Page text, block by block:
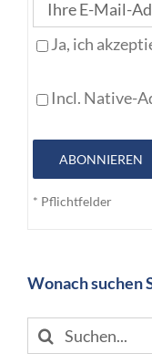
Ja, ich
Incl. Native-
ABONNIEREN
* Pflichtfelder
Wonach suchen
Suche
nach: